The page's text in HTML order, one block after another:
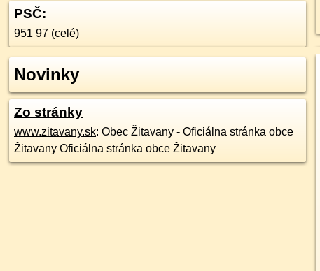
PSČ:
951 97 (celé)
Novinky
Zo stránky
www.zitavany.sk: Obec Žitavany - Oficiálna stránka obce
Žitavany Oficiálna stránka obce Žitavany